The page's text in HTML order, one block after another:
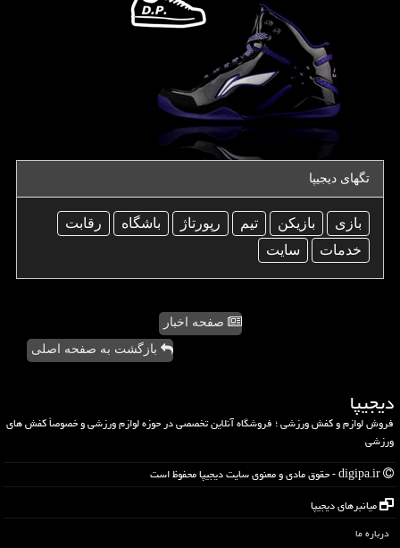
تگهای دیجیپا
بازی بازیكن تیم رپورتاژ باشگاه
رقابت
خدمات
سایت
صفحه اخبار
بازگشت به صفحه اصلی
دیجیپا
فروش لوازم و کفش ورزشی ؛ فروشگاه آنلاین تخصصی در حوزه لوازم ورزشی و خصوصاً کفش های
ورزشی
میانبرهای دیجیپا
درباره ما